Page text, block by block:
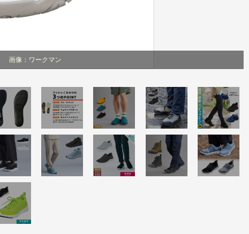
画像：ワークマン